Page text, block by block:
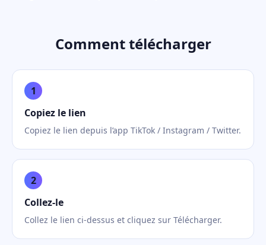
Comment télécharger
1
Copiez le lien
Copiez le lien depuis l’app TikTok / Instagram / Twitter.
2
Collez-le
Collez le lien ci-dessus et cliquez sur Télécharger.